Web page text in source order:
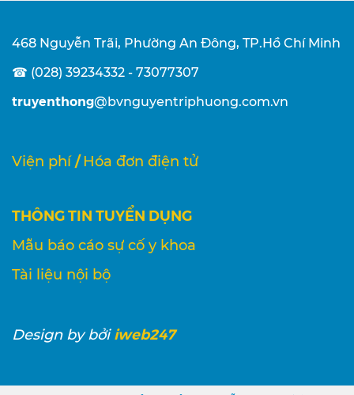
468 Nguyễn Trãi, Phường An Đông, TP.Hồ Chí Minh
☎ (028) 39234332 - 73077307
truyenthong@bvnguyentriphuong.com.vn
Viện phí / Hóa đơn điện tử
THÔNG TIN TUYỂN DỤNG
Mẫu báo cáo sự cố y khoa
Tài liệu nội bộ
Designby bởi iweb247